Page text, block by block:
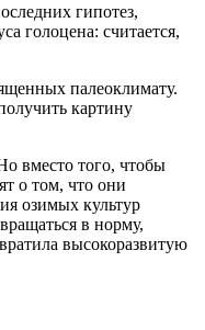
гипотез,
голоцена: считается,
палеоклимату.
картину
вместо того, чтобы
о том, что они
озимых культур
в норму,
высокоразвитую